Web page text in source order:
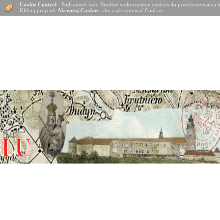
Cookie Control - Podkamień koło Brodów wykorzystuje cookies do
Kliknij przycisk Akceptuj Cookies , aby zaakceptować Cookies.